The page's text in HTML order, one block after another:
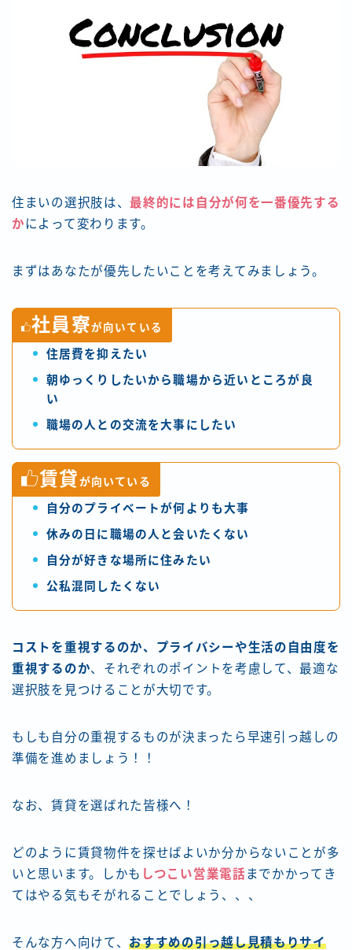
住まいの選択肢は、最終的には自分が何を一番優先する
か によって変わります。
まずはあなたが優先したいことを考えてみましょう。
社員寮が向いている
住居費を抑えたい
朝ゆっくりしたいから職場から近いところが良
い
職場の人との交流を大事にしたい
賃貸が向いている
自分のプライベートが何よりも大事
休みの日に職場の人と会いたくない
自分が好きな場所に住みたい
公私混同したくない
コストを重視するのか、プライバシーや生活の自由度を
重視するのか、それぞれのポイントを考慮して、最適な
選択肢を見つけることが大切です。
もしも自分の重視するものが決まったら早速引っ越しの
準備を進めましょう！！
なお、賃貸を選ばれた皆様へ！
どのように賃貸物件を探せばよいか分からないことが多
いと思います。しかも しつこい営業電話 までかかってき
てはやる気もそがれることでしょう、、、
そんな方へ向けて、おすすめの引っ越し見積もりサイ